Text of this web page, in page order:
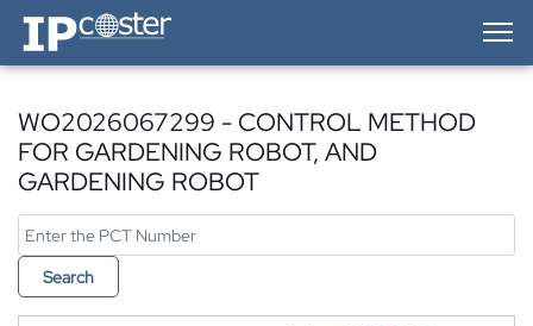
IP-Coster — Home
WO2026067299 - CONTROL METHOD
FOR GARDENING ROBOT, AND
GARDENING ROBOT
Search